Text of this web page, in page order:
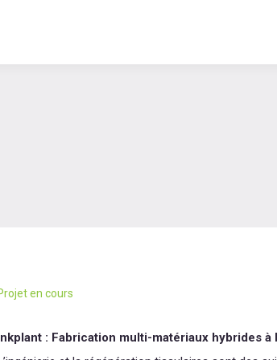
en cours
: Fabrication multi-matériaux hybrides à